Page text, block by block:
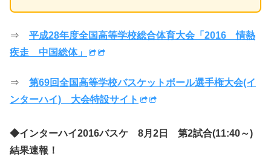
⇒ 平成28年度全国高等学校総合体育大会「2016 情熱
疾走 中国総体」
⇒ 第69回全国高等学校バスケットボール選手権大会(イ
ンターハイ) 大会特設サイト
◆インターハイ2016バスケ 8月2日 第2試合(11:40～)
結果速報！